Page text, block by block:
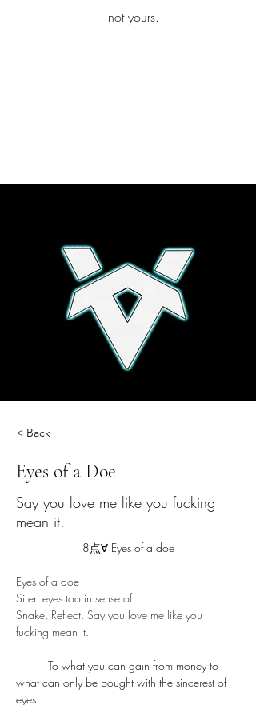
not yours.
< Back
Eyes of a Doe
Say you love me like you fucking
mean it.
8点∀ Eyes of a doe
Eyes of a doe
Siren eyes too in sense of.
Snake, Reflect. Say you love me like you
fucking mean it.
what can only be bought with the sincerest of
eyes.